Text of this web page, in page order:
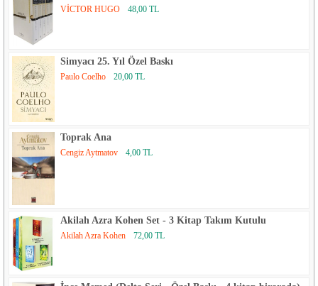
VİCTOR HUGO 48,00 TL
Simyacı 25. Yıl Özel Baskı
Paulo Coelho 20,00 TL
Toprak Ana
Cengiz Aytmatov 4,00 TL
Akilah Azra Kohen Set - 3 Kitap Takım Kutulu
Akilah Azra Kohen 72,00 TL